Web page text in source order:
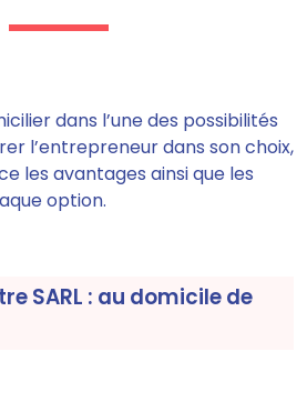
dans l’une des possibilités
l’entrepreneur dans son choix,
les avantages ainsi que les
option.
SARL : au domicile de